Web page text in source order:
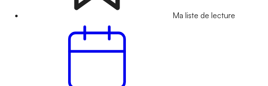
Ma liste de lecture